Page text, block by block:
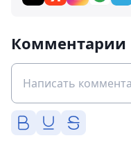
Комментарии